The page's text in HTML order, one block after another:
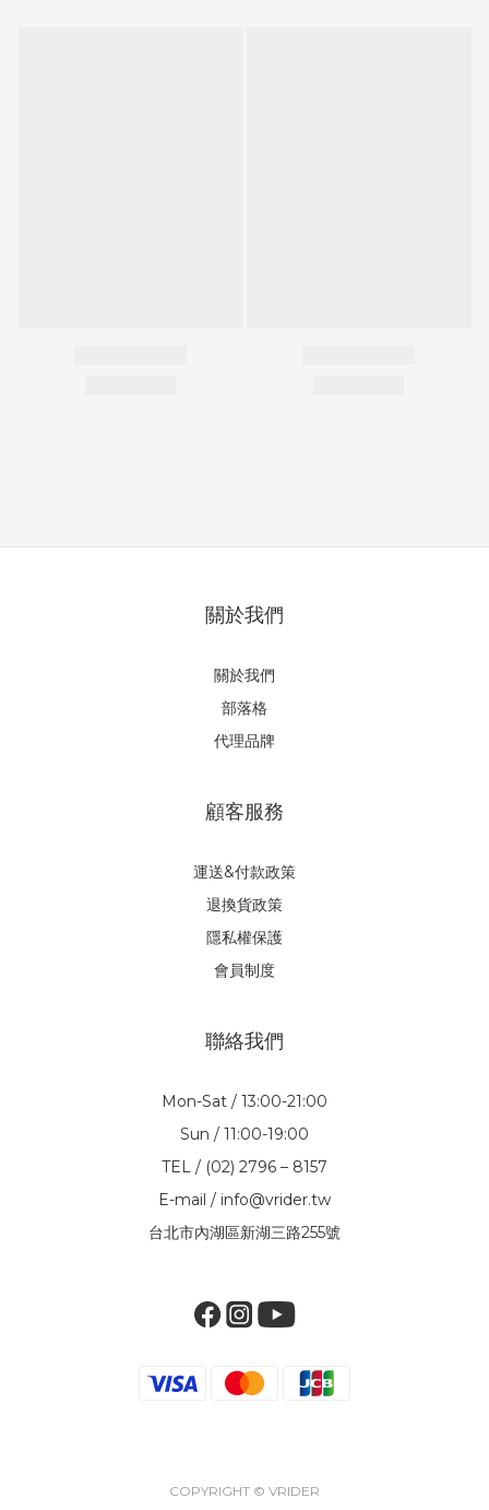
關於我們
關於我們
部落格
代理品牌
顧客服務
運送&付款政策
退換貨政策
隱私權保護
會員制度
聯絡我們
Mon-Sat / 13:00-21:00
Sun / 11:00-19:00
TEL / (02) 2796 – 8157
E-mail / info@vrider.tw
台北市內湖區新湖三路255號
COPYRIGHT © VRIDER